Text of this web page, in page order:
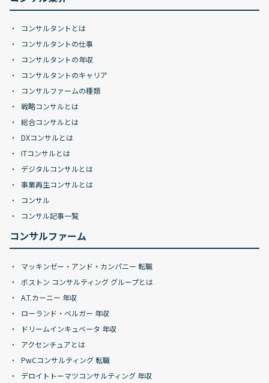
コンサルタントとは
コンサルタントの仕事
コンサルタントの年収
コンサルタントのキャリア
コンサルファームの種類
戦略コンサルとは
総合コンサルとは
DXコンサルとは
ITコンサルとは
デジタルコンサルとは
事業再生コンサルとは
コンサル
コンサル記事一覧
コンサルファーム
マッキンゼー・アンド・カンパニー 転職
ボストン コンサルティング グループとは
A.T.カーニー 年収
ローランド・ベルガー 年収
ドリームインキュベータ 年収
アクセンチュアとは
PwCコンサルティング 転職
デロイトトーマツコンサルティング 年収